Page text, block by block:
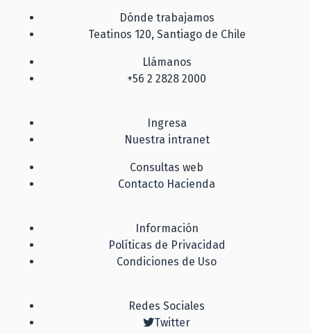
Dónde trabajamos
Teatinos 120, Santiago de Chile
Llámanos
+56 2 2828 2000
Ingresa
Nuestra intranet
Consultas web
Contacto Hacienda
Información
Políticas de Privacidad
Condiciones de Uso
Redes Sociales
Twitter